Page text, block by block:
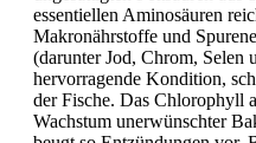
essentiellen Aminosäuren
Makronährstoffe und
(darunter Jod, Chrom, Selen
hervorragende Kondition,
der Fische. Das Chlorophyll
Wachstum unerwünschter